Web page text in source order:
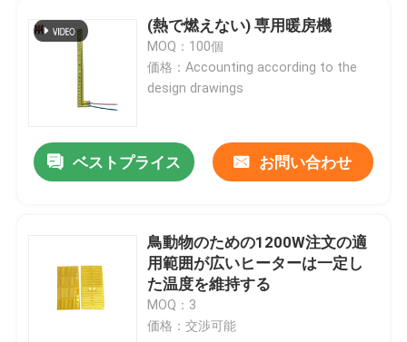
(熱で燃えない) 専用暖房機
MOQ：100個
価格：Accounting according to the
design drawings
ベストプライス お問い合わせ
鳥動物のための1200W注文の適
用範囲が広いヒーターは一定し
た温度を維持する
MOQ：3
価格：交渉可能